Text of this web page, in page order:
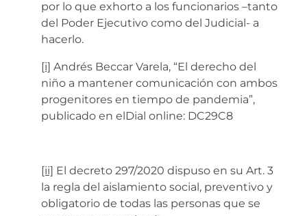
por lo que exhorto a los funcionarios –tanto
del Poder Ejecutivo como del Judicial- a
hacerlo.
[i] Andrés Beccar Varela, “El derecho del
niño a mantener comunicación con ambos
progenitores en tiempo de pandemia”,
publicado en elDial online: DC29C8
[ii] El decreto 297/2020 dispuso en su Art. 3
la regla del aislamiento social, preventivo y
obligatorio de todas las personas que se